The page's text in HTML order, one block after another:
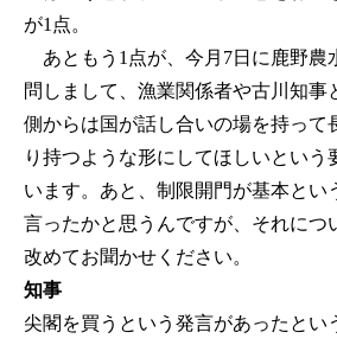
が1点。
あともう1点が、今月7日に鹿野農
問しまして、漁業関係者や古川知事
側からは国が話し合いの場を持って
り持つような形にしてほしいという
います。あと、制限開門が基本とい
言ったかと思うんですが、それにつ
改めてお聞かせください。
知事
尖閣を買うという発言があったとい